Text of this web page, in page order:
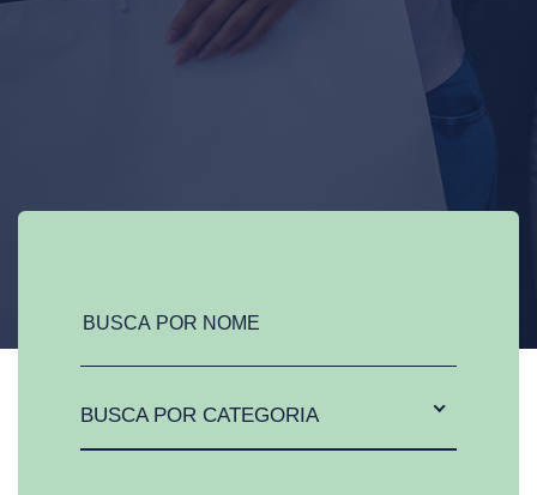
BUSCA POR CATEGORIA